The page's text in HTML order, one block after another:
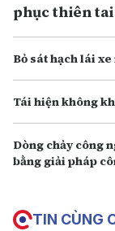
TIN CÙNG
phục thiên tai
Bỏ sát hạch lái
Tái hiện không
Dòng chảy công
bằng giải pháp